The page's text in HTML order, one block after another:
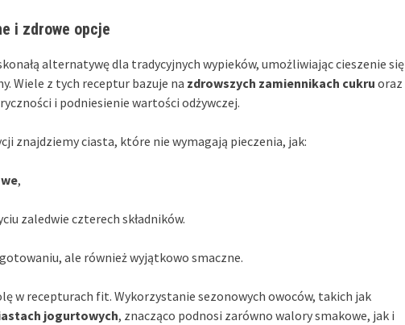
i zdrowe opcje
alternatywę dla tradycyjnych wypieków, umożliwiając cieszenie się
Wiele z tych receptur bazuje na zdrowszych zamiennikach cukru oraz
i podniesienie wartości odżywczej.
znajdziemy ciasta, które nie wymagają pieczenia, jak:
,
zaledwie czterech składników.
ale również wyjątkowo smaczne.
w recepturach fit. Wykorzystanie sezonowych owoców, takich jak
jogurtowych, znacząco podnosi zarówno walory smakowe, jak i